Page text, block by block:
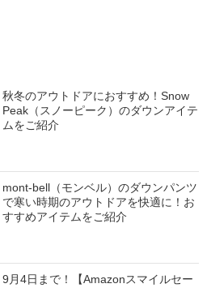
秋冬のアウトドアにおすすめ！Snow
Peak（スノーピーク）のダウンアイテ
ムをご紹介
mont-bell（モンベル）のダウンパンツ
で寒い時期のアウトドアを快適に！お
すすめアイテムをご紹介
9月4日まで！【Amazonスマイルセー